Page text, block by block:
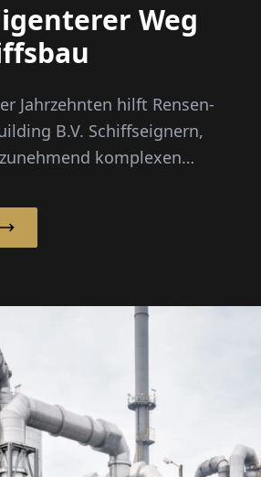
Weg
Jahrzehnten hilft Rensen-
B.V. Schiffseignern,
komplexen
Schiffdesign mit einem